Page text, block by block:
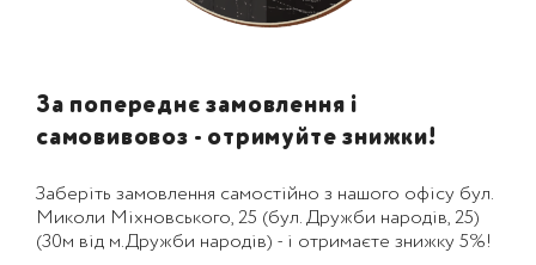
За попереднє замовлення і
самовивовоз - отримуйте знижки!
Заберіть замовлення самостійно з нашого офісу бул.
Миколи Міхновського, 25 (бул. Дружби народів, 25)
(30м від м.Дружби народів) - і отримаєте знижку 5%!